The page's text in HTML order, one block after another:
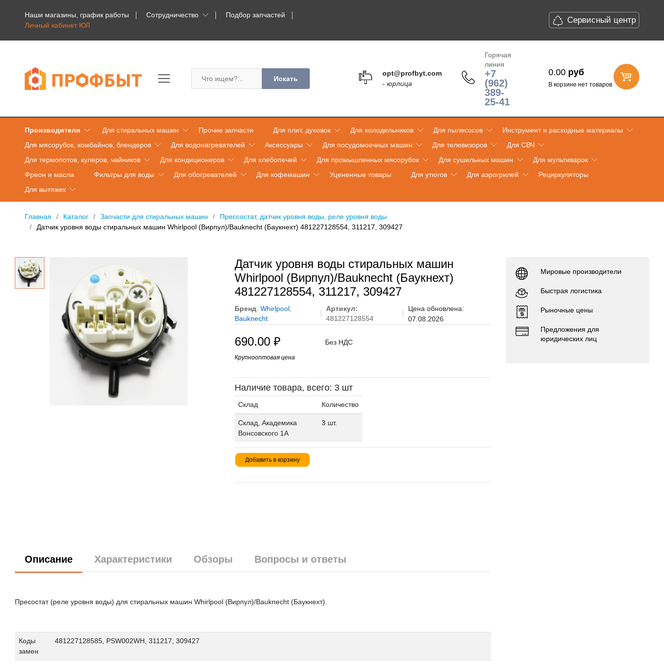
Наши магазины, график работы Сотрудничество
Подбор запчастей
Личный кабинет ЮЛ
Сервисный центр
Искать
opt@profbyt.com
- юрлица
Горячая
линия
+7
(962)
389-
25-41
0.00 руб
В корзине нет товаров
Производители Для стиральных машин Прочие запчасти Для плит, духовок Для холодильников Для пылесосов
Инструмент и расходные материалы
Для мясорубок, комбайнов, блендеров
Для водонагревателей Аксессуары Для посудомоечных машин Для телевизоров
Для СВЧ
Для термопотов, кулеров, чайников
Для кондиционеров Для хлебопечей Для промышленных мясорубок Для сушильных машин
Для мультиварок
Фреон и масла
Фильтры для воды Для обогревателей Для кофемашин Уцененные товары Для утюгов Для аэрогрилей
Рециркуляторы
Для вытяжек
Главная Каталог Запчасти для стиральных машин
Прессостат, датчик уровня воды, реле уровня воды
Датчик уровня воды стиральных машин Whirlpool (Вирпул)/Bauknecht (Баукнехт) 481227128554, 311217, 309427
Датчик уровня воды стиральных машин
Whirlpool (Вирпул)/Bauknecht (Баукнехт)
481227128554, 311217, 309427
Бренд: Whirlpool,
Bauknecht
Артикул:
481227128554
Цена обновлена:
07.08.2026
690.00 ₽
Крупнооптовая цена
Без НДС
Наличие товара, всего: 3 шт
Склад Количество
Склад, Академика
Вонсовского 1А
3 шт.
Добавить в корзину
Описание Характеристики Обзоры Вопросы и ответы
Пресостат (реле уровня воды) для стиральных машин Whirlpool (Вирпул)/Bauknecht (Баукнехт).
Коды
замен
481227128585, PSW002WH, 311217, 309427
Мировые производители
Быстрая логистика
Рыночные цены
Предложения для
юридических лиц